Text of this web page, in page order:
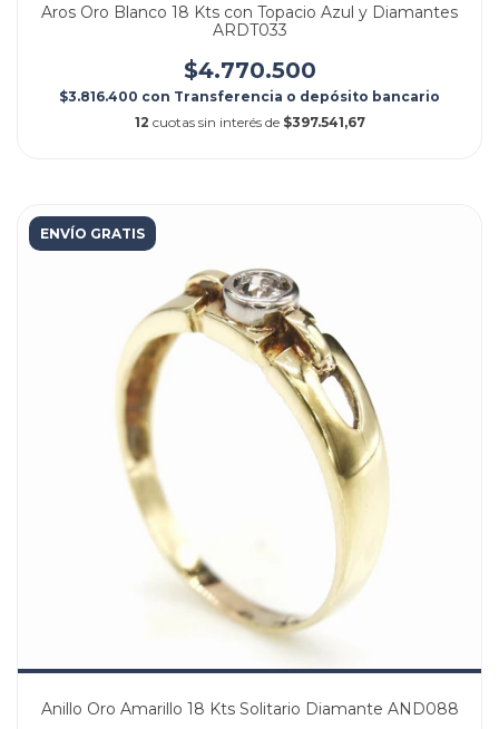
Aros Oro Blanco 18 Kts con Topacio Azul y Diamantes
ARDT033
$4.770.500
$3.816.400 con Transferencia o depósito bancario
12 cuotas sin interés de $397.541,67
ENVÍO GRATIS
Anillo Oro Amarillo 18 Kts Solitario Diamante AND088